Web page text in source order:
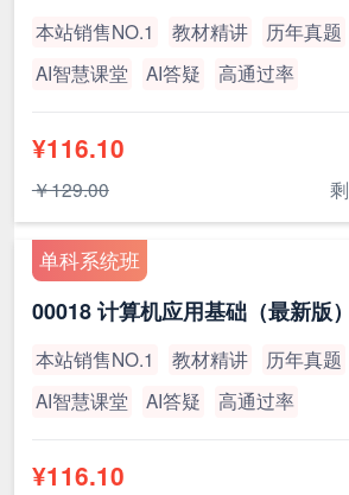
本站销售NO.1 教材精讲 历年真题
AI智慧课堂
AI答疑 高通过率
¥116.10
￥129.00 剩
单科系统班
00018 计算机应用基础（最新版）
本站销售NO.1 教材精讲 历年真题
AI智慧课堂
AI答疑 高通过率
¥116.10